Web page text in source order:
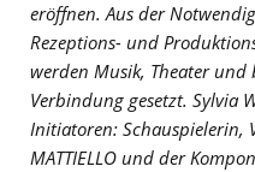
eröffnen. Aus der
Rezeptions- und
werden Musik, Theater
Verbindung gesetzt. Sylvia
Initiatoren: Schauspielerin,
MATTIELLO und der